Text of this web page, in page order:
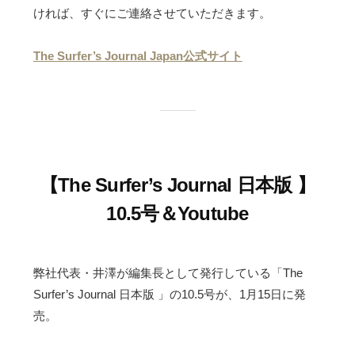
ければ、すぐにご連絡させていただきます。
The Surfer’s Journal Japan公式サイト
【The Surfer’s Journal 日本版 】
10.5号＆Youtube
弊社代表・井澤が編集長として発行している「The
Surfer’s Journal 日本版 」の10.5号が、1月15日に発
売。